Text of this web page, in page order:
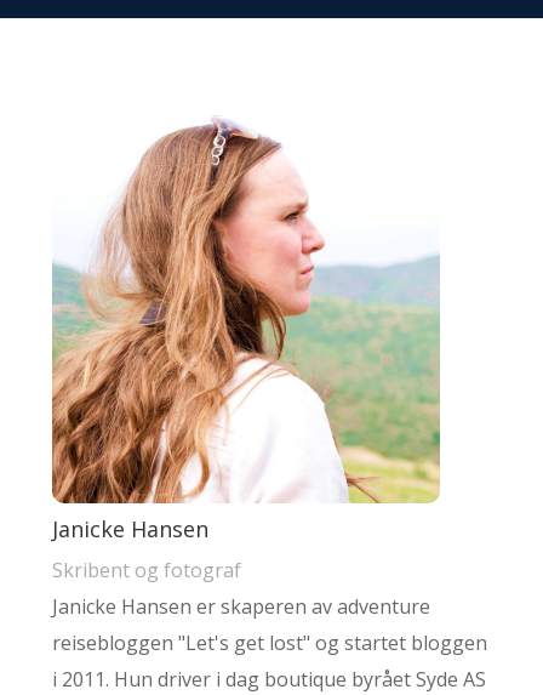
Janicke Hansen
Skribent og fotograf
Janicke Hansen er skaperen av adventure
reisebloggen "Let's get lost" og startet bloggen
i 2011. Hun driver i dag boutique byrået Syde AS